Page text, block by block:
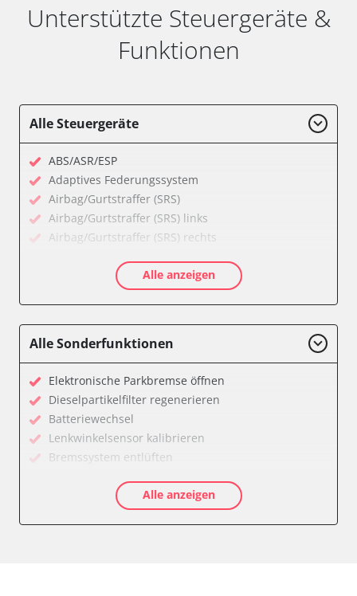
Unterstützte Steuergeräte &
Funktionen
Alle Steuergeräte
ABS/ASR/ESP
Adaptives Federungssystem
Airbag/Gurtstraffer (SRS)
Airbag/Gurtstraffer (SRS) links
Airbag/Gurtstraffer (SRS) rechts
Aktivlenkung
Anhängersteuergerät
Bedieneinheit Mittelkonsole
Bordcomputer
CD-Wechsler
Command
Dachbedieneinheit (DBE)
Dämpfungssystem hinten links
Dämpfungssystem hinten rechts
Dämpfungssystem vorne links
Dämpfungssystem vorne rechts
Alle anzeigen
Alle Sonderfunktionen
Elektronische Parkbremse öffnen
Dieselpartikelfilter regenerieren
Batteriewechsel
Lenkwinkelsensor kalibrieren
Bremssystem entlüften
Elektronische Parkbremse kalibrieren
Ölservicerückstellung
Alle anzeigen